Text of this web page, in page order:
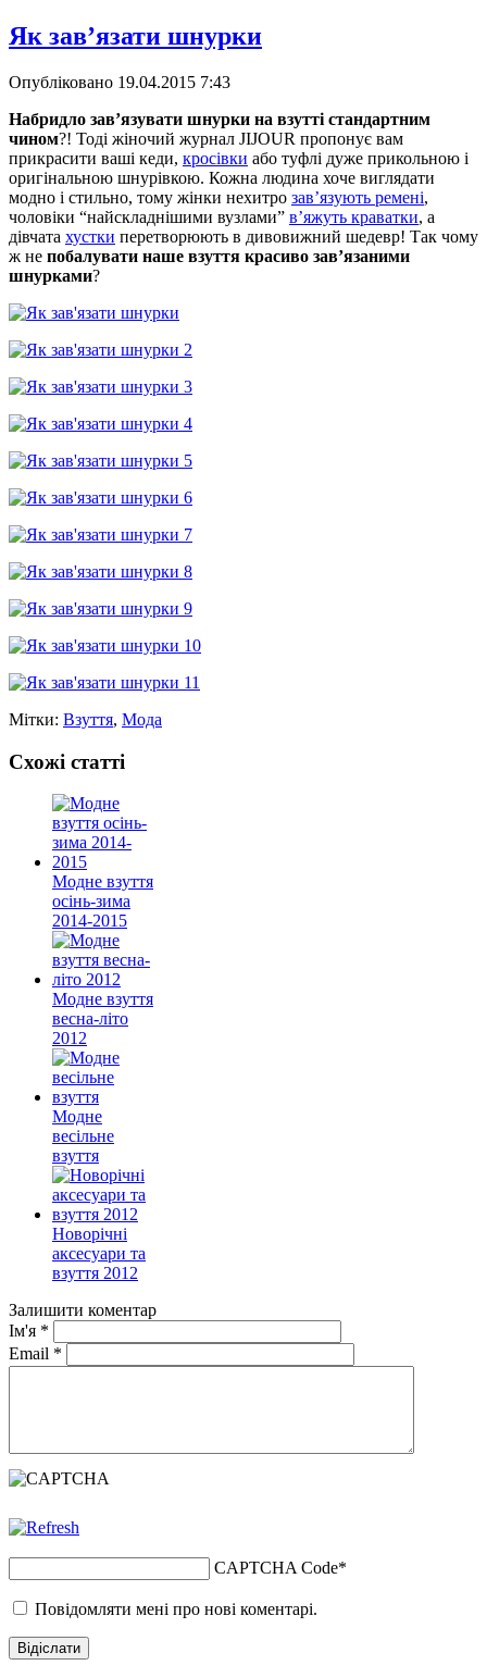
Як зав’язати шнурки
Опубліковано 19.04.2015 7:43
Набридло зав’язувати шнурки на взутті стандартним
чином?! Тоді жіночий журнал JIJOUR пропонує вам
прикрасити ваші кеди, кросівки або туфлі дуже прикольною і
оригінальною шнурівкою. Кожна людина хоче виглядати
модно і стильно, тому жінки нехитро зав’язують ремені,
чоловіки “найскладнішими вузлами” в’яжуть краватки, а
дівчата хустки перетворюють в дивовижний шедевр! Так чому
ж не побалувати наше взуття красиво зав’язаними
шнурками?
Мітки: Взуття, Мода
Схожі статті
Модне взуття
осінь-зима
2014-2015
Модне взуття
весна-літо
2012
Модне
весільне
взуття
Новорічні
аксесуари та
взуття 2012
Залишити коментар
Ім'я *
Email *
CAPTCHA Code*
Повідомляти мені про нові коментарі.